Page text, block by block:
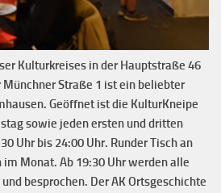
Kulturkreises in der Hauptstraße 46
Münchner Straße 1 ist ein beliebter
Geöffnet ist die KulturKneipe
sowie jeden ersten und dritten
Uhr bis 24:00 Uhr. Runder Tisch an
Monat. Ab 19:30 Uhr werden alle
besprochen. Der AK Ortsgeschichte